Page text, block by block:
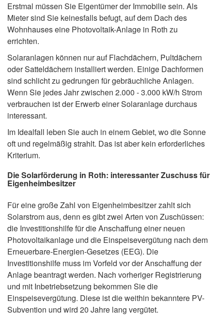
Erstmal müssen Sie Eigentümer der Immobilie sein. Als
Mieter sind Sie keinesfalls befugt, auf dem Dach des
Wohnhauses eine Photovoltaik-Anlage in Roth zu
errichten.
Solaranlagen können nur auf Flachdächern, Pultdächern
oder Satteldächern installiert werden. Einige Dachformen
sind schlicht zu gedrungen für gebräuchliche Anlagen.
Wenn Sie jedes Jahr zwischen 2.000 - 3.000 kW/h Strom
verbrauchen ist der Erwerb einer Solaranlage durchaus
interessant.
Im Idealfall leben Sie auch in einem Gebiet, wo die Sonne
oft und regelmäßig strahlt. Das ist aber kein erforderliches
Kriterium.
Die Solarförderung in Roth: interessanter Zuschuss für
Eigenheimbesitzer
Für eine große Zahl von Eigenheimbesitzer zahlt sich
Solarstrom aus, denn es gibt zwei Arten von Zuschüssen:
die Investitionshilfe für die Anschaffung einer neuen
Photovoltaikanlage und die Einspeisevergütung nach dem
Erneuerbare-Energien-Gesetzes (EEG). Die
Investitionshilfe muss im Vorfeld vor der Anschaffung der
Anlage beantragt werden. Nach vorheriger Registrierung
und mit Inbetriebsetzung bekommen Sie die
Einspeisevergütung. Diese ist die weithin bekanntere PV-
Subvention und wird 20 Jahre lang vergütet.